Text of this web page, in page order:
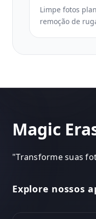
Limpe fotos
remoção de
boutiques.
Magic
"Transforme suas
Explore nossos